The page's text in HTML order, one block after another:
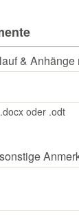
&
oder .odt